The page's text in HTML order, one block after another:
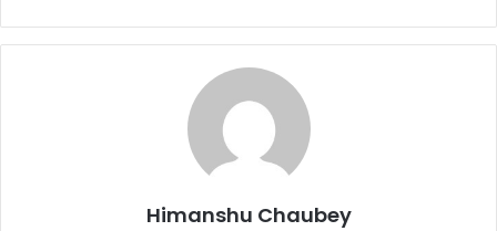
c
e
st
o
ai
l
ar
e
Himanshu Chaubey